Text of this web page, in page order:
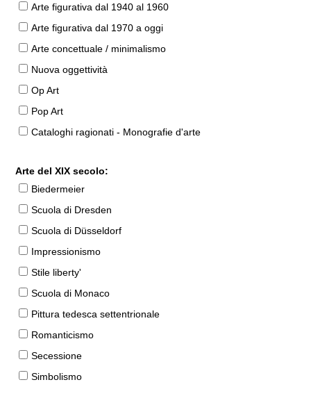
Arte figurativa dal 1940 al 1960
Arte figurativa dal 1970 a oggi
Arte concettuale / minimalismo
Nuova oggettività
Op Art
Pop Art
Cataloghi ragionati - Monografie d'arte
Arte del XIX secolo:
Biedermeier
Scuola di Dresden
Scuola di Düsseldorf
Impressionismo
Stile liberty'
Scuola di Monaco
Pittura tedesca settentrionale
Romanticismo
Secessione
Simbolismo